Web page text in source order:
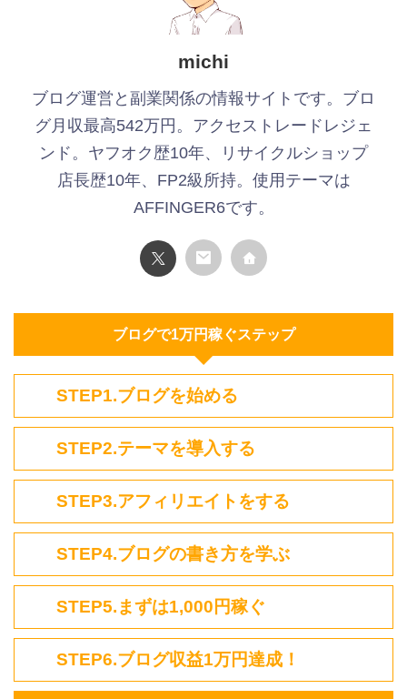
michi
ブログ運営と副業関係の情報サイトです。ブロ
グ月収最高542万円。アクセストレードレジェ
ンド。ヤフオク歴10年、リサイクルショップ
店長歴10年、FP2級所持。使用テーマは
AFFINGER6です。
ブログで1万円稼ぐステップ
STEP1.ブログを始める
STEP2.テーマを導入する
STEP3.アフィリエイトをする
STEP4.ブログの書き方を学ぶ
STEP5.まずは1,000円稼ぐ
STEP6.ブログ収益1万円達成！